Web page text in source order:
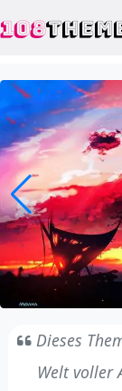
108
Dieses
Welt voller